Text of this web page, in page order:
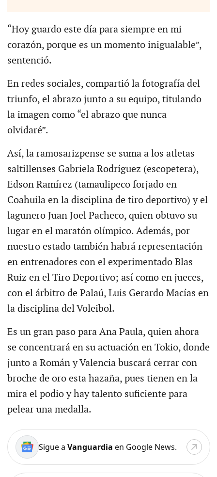
“Hoy guardo este día para siempre en mi
corazón, porque es un momento inigualable”,
sentenció.
En redes sociales, compartió la fotografía del
triunfo, el abrazo junto a su equipo, titulando
la imagen como “el abrazo que nunca
olvidaré”.
Así, la ramosarizpense se suma a los atletas
saltillenses Gabriela Rodríguez (escopetera),
Edson Ramírez (tamaulipeco forjado en
Coahuila en la disciplina de tiro deportivo) y el
lagunero Juan Joel Pacheco, quien obtuvo su
lugar en el maratón olímpico. Además, por
nuestro estado también habrá representación
en entrenadores con el experimentado Blas
Ruiz en el Tiro Deportivo; así como en jueces,
con el árbitro de Palaú, Luis Gerardo Macías en
la disciplina del Voleibol.
Es un gran paso para Ana Paula, quien ahora
se concentrará en su actuación en Tokio, donde
junto a Román y Valencia buscará cerrar con
broche de oro esta hazaña, pues tienen en la
mira el podio y hay talento suficiente para
pelear una medalla.
Sigue a Vanguardia en Google News.